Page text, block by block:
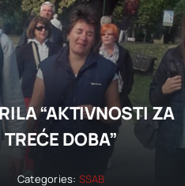
“AKTIVNOSTI ZA
TREĆE DOBA”
Categories: SSAB